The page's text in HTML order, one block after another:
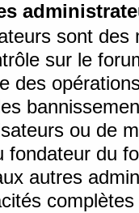
sont
sur le
des
ou de
fondateur du
autres